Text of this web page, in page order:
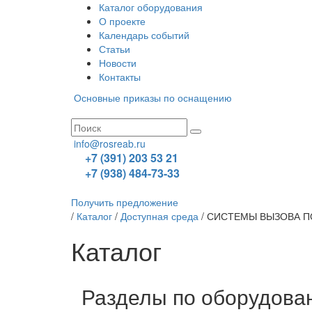
Каталог оборудования
О проекте
Календарь событий
Статьи
Новости
Контакты
Основные приказы по оснащению
info@rosreab.ru
+7 (391) 203 53 21
+7 (938) 484-73-33
Получить предложение
/ Каталог / Доступная среда / СИСТЕМЫ ВЫЗОВА
Каталог
Разделы по